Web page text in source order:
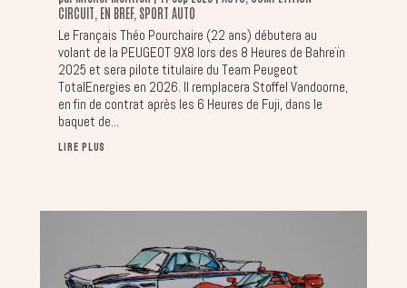
CIRCUIT EN BREF, SPORT AUTO
Le Français Théo Pourchaire (22 ans) débutera au
volant de la PEUGEOT 9X8 lors des 8 Heures de Bahreïn
2025 et sera pilote titulaire du Team Peugeot
TotalEnergies en 2026. Il remplacera Stoffel Vandoorne,
en fin de contrat après les 6 Heures de Fuji, dans le
baquet de...
LIRE PLUS